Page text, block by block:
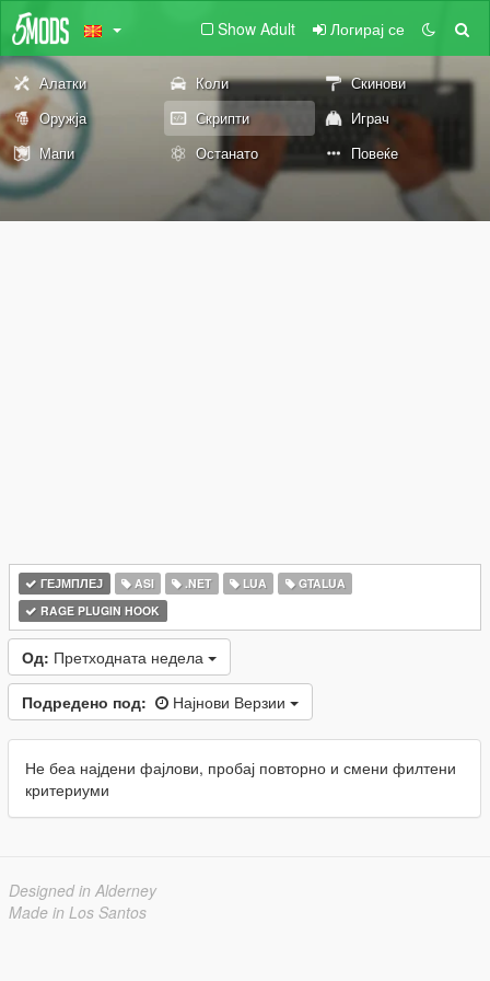
Show Adult Логирај се
Алатки Коли
Скинови
Оружја
Скрипти
Играч
Мапи
Останато Повеќе
ГЕЈМПЛЕЈ ASI .NET LUA
GTALUA
RAGE PLUGIN HOOK
Од: Претходната недела
Подредено под: Најнови Верзии
Не беа најдени фајлови, пробај повторно и смени филтени
критериуми
Designed in Alderney
Made in Los Santos